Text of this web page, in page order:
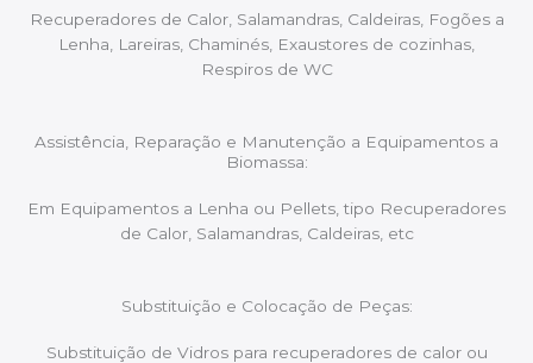
Recuperadores de Calor, Salamandras, Caldeiras, Fogões a
Lenha, Lareiras, Chaminés, Exaustores de cozinhas,
Respiros de WC
Assistência, Reparação e Manutenção a Equipamentos a
Biomassa:
Em Equipamentos a Lenha ou Pellets, tipo Recuperadores
de Calor, Salamandras, Caldeiras, etc
Substituição e Colocação de Peças:
Substituição de Vidros para recuperadores de calor ou